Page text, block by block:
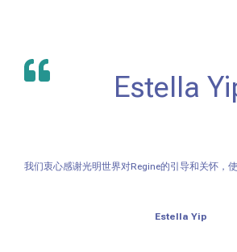
Estella
我们衷心感谢光明世界对Regine的引导和关怀，
Estella Yip